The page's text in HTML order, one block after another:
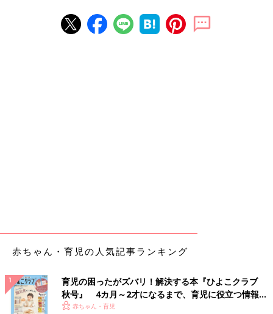
赤ちゃん・育児の人気記事ランキング
育児の困ったがズバリ！解決する本『ひよこクラブ
秋号』 4カ月～2才になるまで、育児に役立つ情報が
いっぱい！
赤ちゃん・育児